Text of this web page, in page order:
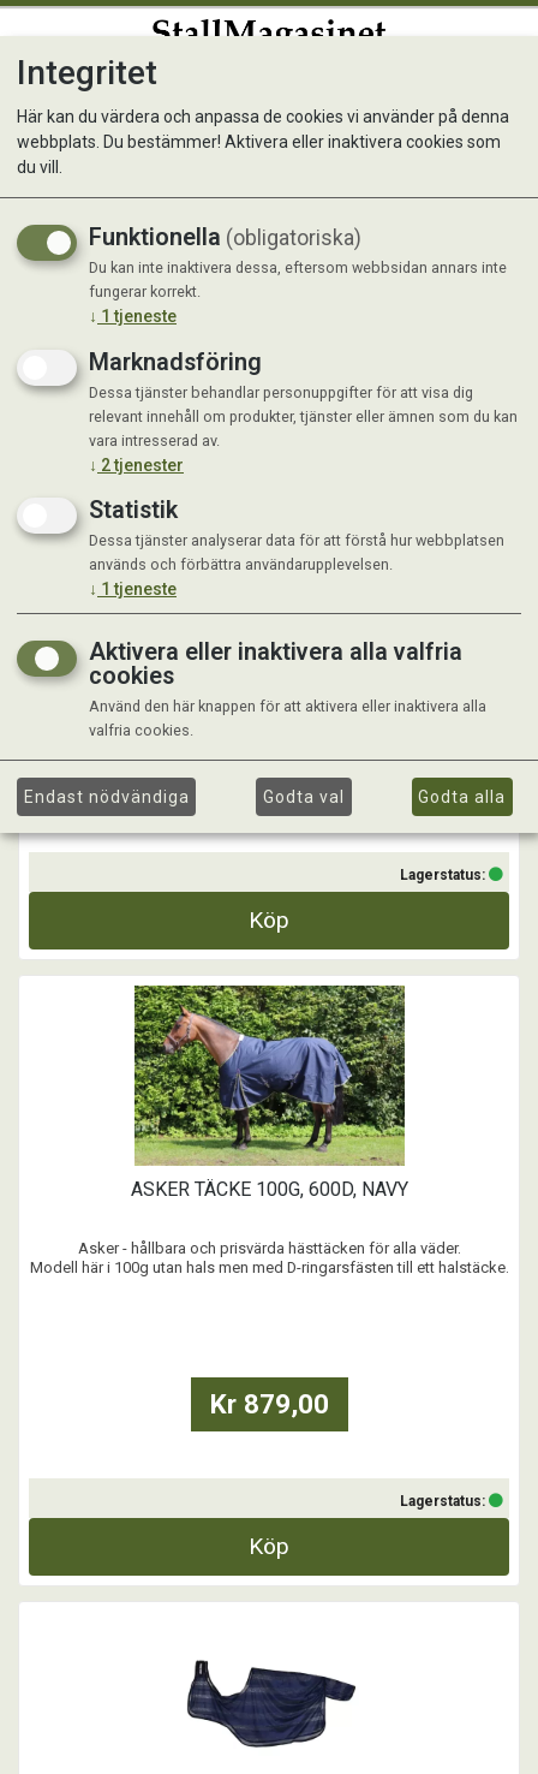
Visar 8 produkter
ASKER HALSTÄCKE 50G, 600D, NAVY
100g.
Kr 269,00
Lagerstatus:
Köp
ASKER TÄCKE 100G, 600D, NAVY
Asker - hållbara och prisvärda hästtäcken för alla väder.
Modell här i 100g utan hals men med D-ringarsfästen till ett halstäcke.
Kr 879,00
Lagerstatus:
Köp
Integritet
Här kan du värdera och anpassa de cookies vi använder på denna
webbplats. Du bestämmer! Aktivera eller inaktivera cookies som
du vill.
Funktionella (obligatoriska)
Du kan inte inaktivera dessa, eftersom webbsidan annars inte
fungerar korrekt.
↓ 1 tjeneste
Marknadsföring
Dessa tjänster behandlar personuppgifter för att visa dig
relevant innehåll om produkter, tjänster eller ämnen som du kan
vara intresserad av.
↓ 2tjenester
Statistik
Dessa tjänster analyserar data för att förstå hur webbplatsen
används och förbättra användarupplevelsen.
↓ 1 tjeneste
Aktivera eller inaktivera alla valfria
cookies
Använd den här knappen för att aktivera eller inaktivera alla
valfria cookies.
Endast nödvändiga Godta val Godta alla